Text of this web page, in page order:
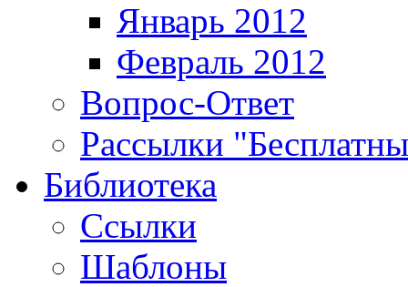
Январь 2012
Февраль 2012
Вопрос-Ответ
Рассылки
Библиотека
Ссылки
Шаблоны